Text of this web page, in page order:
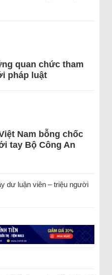
quan chức tham
pháp luật
Nam bỗng chốc
tay Bộ Công An
dư luận viên – triệu người